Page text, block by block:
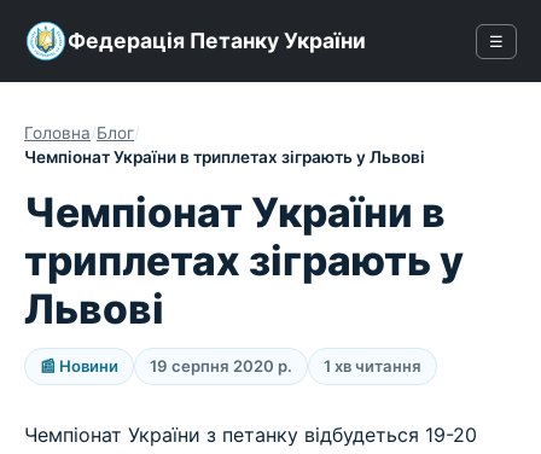
Федерація Петанку України ☰
Головна/Блог/
Чемпіонат України в триплетах зіграють у Львові
Чемпіонат України в
триплетах зіграють у
Львові
📰 Новини 19 серпня 2020 р. 1 хв читання
Чемпіонат України з петанку відбудеться 19-20